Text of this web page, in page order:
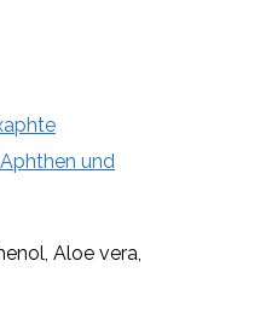
und
Aloe vera,